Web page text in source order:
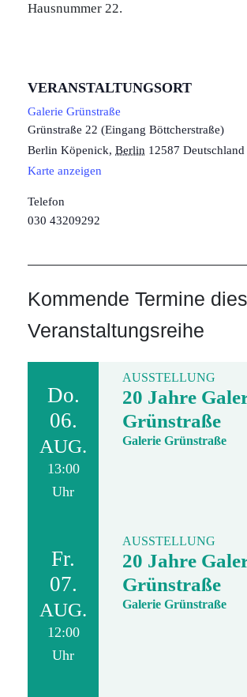
Hausnummer 22.
VERANSTALTUNGSORT
Galerie Grünstraße
Grünstraße 22 (Eingang Böttcherstraße)
Berlin Köpenick, Berlin 12587 Deutschland
Karte anzeigen
Telefon
030 43209292
Kommende Termine
Veranstaltungsreihe
Do.
06.
AUG.
13:00
Uhr
AUSSTELLUNG
20 Jahre
Grünstraße
Galerie Grünstraße
Fr.
07.
AUG.
12:00
Uhr
AUSSTELLUNG
20 Jahre
Grünstraße
Galerie Grünstraße